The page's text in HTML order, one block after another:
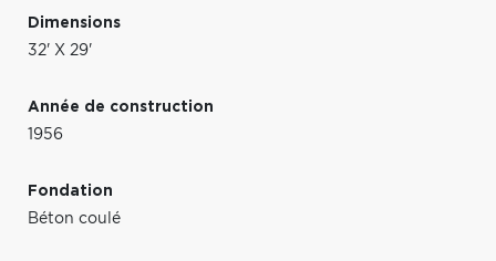
Dimensions
32' X 29'
Année de construction
1956
Fondation
Béton coulé